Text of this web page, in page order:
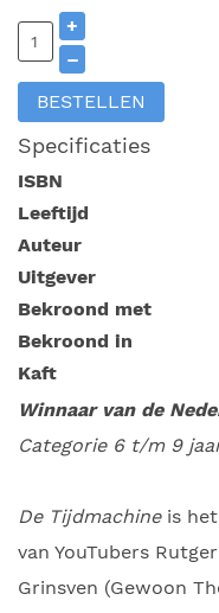
+
–
BESTELLEN
Specificaties
ISBN
Leeftijd
Auteur
Uitgever
Bekroond met
Bekroond in
Kaft
Winnaar van de
Categorie 6 t/m 9
De Tijdmachineis het
van YouTubers
Grinsven (Gewoon